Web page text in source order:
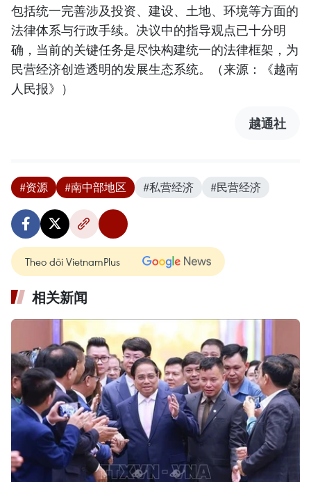
包括统一完善涉及投资、建设、土地、环境等方面的
法律体系与行政手续。决议中的指导观点已十分明
确，当前的关键任务是尽快构建统一的法律框架，为
民营经济创造透明的发展生态系统。（来源：《越南
人民报》）
越通社
#资源 #南中部地区 #私营经济 #民营经济
Theo dõi VietnamPlus
相关新闻